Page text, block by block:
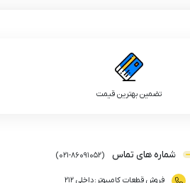
تضمین بهترین قیمت
شماره های تماس (
021-86091052
)
فروش قطعات کامپیوتر :داخلی ۲۱۲